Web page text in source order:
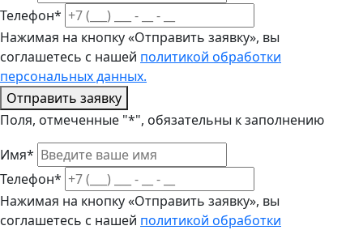
Телефон*
Нажимая на кнопку «Отправить заявку», вы
соглашетесь с нашей политикой обработки
персональных данных.
Отправить заявку
Поля, отмеченные "*", обязательны к заполнению
Имя*
Телефон*
Нажимая на кнопку «Отправить заявку», вы
соглашетесь с нашей политикой обработки